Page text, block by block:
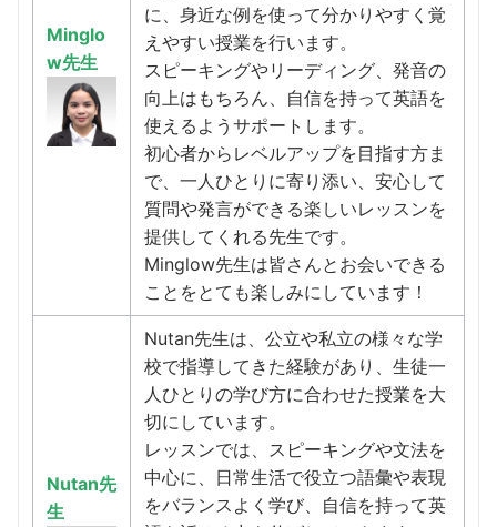
Minglo
w先生
に、身近な例を使って分かりやすく覚
えやすい授業を行います。
スピーキングやリーディング、発音の
向上はもちろん、自信を持って英語を
使えるようサポートします。
初心者からレベルアップを目指す方ま
で、一人ひとりに寄り添い、安心して
質問や発言ができる楽しいレッスンを
提供してくれる先生です。
Minglow先生は皆さんとお会いできる
ことをとても楽しみにしています！
Nutan先
生
Nutan先生は、公立や私立の様々な学
校で指導してきた経験があり、生徒一
人ひとりの学び方に合わせた授業を大
切にしています。
レッスンでは、スピーキングや文法を
中心に、日常生活で役立つ語彙や表現
をバランスよく学び、自信を持って英